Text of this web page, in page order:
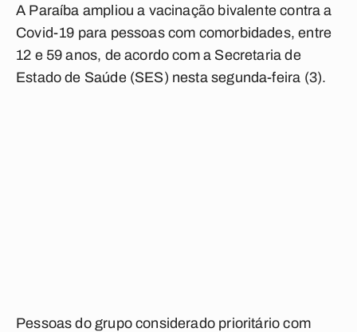
A Paraíba ampliou a vacinação bivalente contra a
Covid-19 para pessoas com comorbidades, entre
12 e 59 anos, de acordo com a Secretaria de
Estado de Saúde (SES) nesta segunda-feira (3).
Pessoas do grupo considerado prioritário com